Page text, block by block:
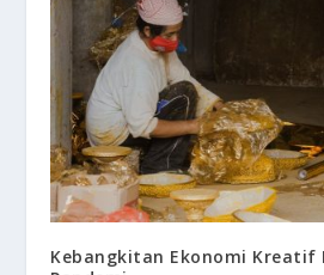
Kebangkitan Ekonomi Kreatif